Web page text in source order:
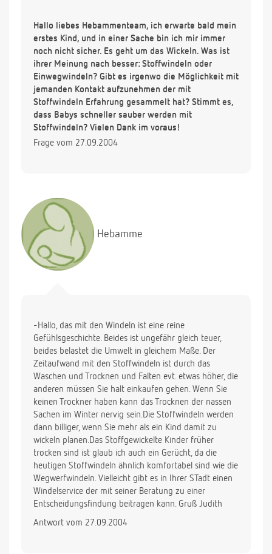
Hallo liebes Hebammenteam, ich erwarte bald mein
erstes Kind, und in einer Sache bin ich mir immer
noch nicht sicher. Es geht um das Wickeln. Was ist
ihrer Meinung nach besser: Stoffwindeln oder
Einwegwindeln? Gibt es irgenwo die Möglichkeit mit
jemanden Kontakt aufzunehmen der mit
Stoffwindeln Erfahrung gesammelt hat? Stimmt es,
dass Babys schneller sauber werden mit
Stoffwindeln? Vielen Dank im voraus!
Frage vom 27.09.2004
Hebamme
-Hallo, das mit den Windeln ist eine reine
Gefühlsgeschichte. Beides ist ungefähr gleich teuer,
beides belastet die Umwelt in gleichem Maße. Der
Zeitaufwand mit den Stoffwindeln ist durch das
Waschen und Trocknen und Falten evt. etwas höher, die
anderen müssen Sie halt einkaufen gehen. Wenn Sie
keinen Trockner haben kann das Trocknen der nassen
Sachen im Winter nervig sein.Die Stoffwindeln werden
dann billiger, wenn Sie mehr als ein Kind damit zu
wickeln planen.Das Stoffgewickelte Kinder früher
trocken sind ist glaub ich auch ein Gerücht, da die
heutigen Stoffwindeln ähnlich komfortabel sind wie die
Wegwerfwindeln. Vielleicht gibt es in Ihrer STadt einen
Windelservice der mit seiner Beratung zu einer
Entscheidungsfindung beitragen kann. Gruß Judith
Antwort vom 27.09.2004